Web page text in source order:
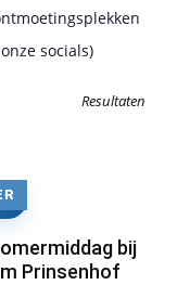
socials)
Resultaten
bij
Prinsenhof